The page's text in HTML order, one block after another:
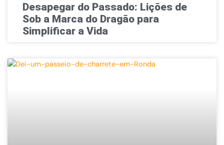
Desapegar do Passado: Lições de
Sob a Marca do Dragão para
Simplificar a Vida